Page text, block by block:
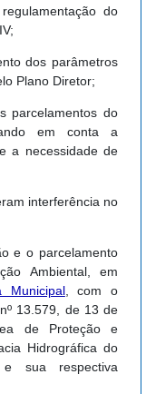
do
dos parâmetros
Plano Diretor;
parcelamentos do
em conta a
a necessidade de
interferência no
e o parcelamento
Ambiental, em
Municipal, com o
13.579, de 13 de
de Proteção e
Hidrográfica do
e sua respectiva